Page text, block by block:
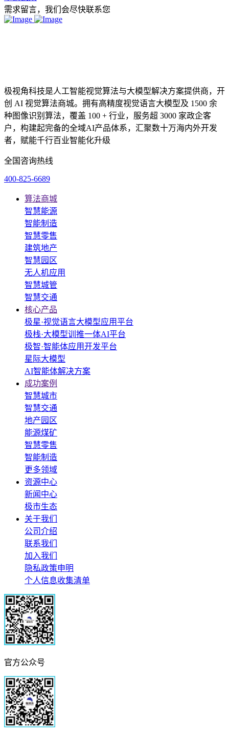
需求留言，我们会尽快联系您
极视角科技是人工智能视觉算法与大模型解决方案提供商，开
创 AI 视觉算法商城。拥有高精度视觉语言大模型及 1500 余
种图像识别算法，覆盖 100 + 行业，服务超 3000 家政企客
户，构建起完备的全域AI产品体系，汇聚数十万海内外开发
者，赋能千行百业智能化升级
全国咨询热线
400-825-6689
算法商城
智慧能源
智能制造
智慧零售
建筑地产
智慧园区
无人机应用
智慧城管
智慧交通
核心产品
极星·视觉语言大模型应用平台
极栈·大模型训推一体AI平台
极智·智能体应用开发平台
星际大模型
AI智能体解决方案
成功案例
智慧城市
智慧交通
地产园区
能源煤矿
智慧零售
智能制造
更多领域
资源中心
新闻中心
极市生态
关于我们
公司介绍
联系我们
加入我们
隐私政策申明
个人信息收集清单
官方公众号